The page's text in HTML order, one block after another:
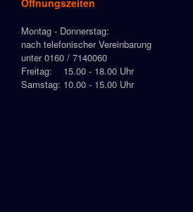
Montag - Donnerstag:
nach telefonischer Vereinbarung
unter 0160 / 7140060
Freitag: 15.00 - 18.00 Uhr
Samstag: 10.00 - 15.00 Uhr